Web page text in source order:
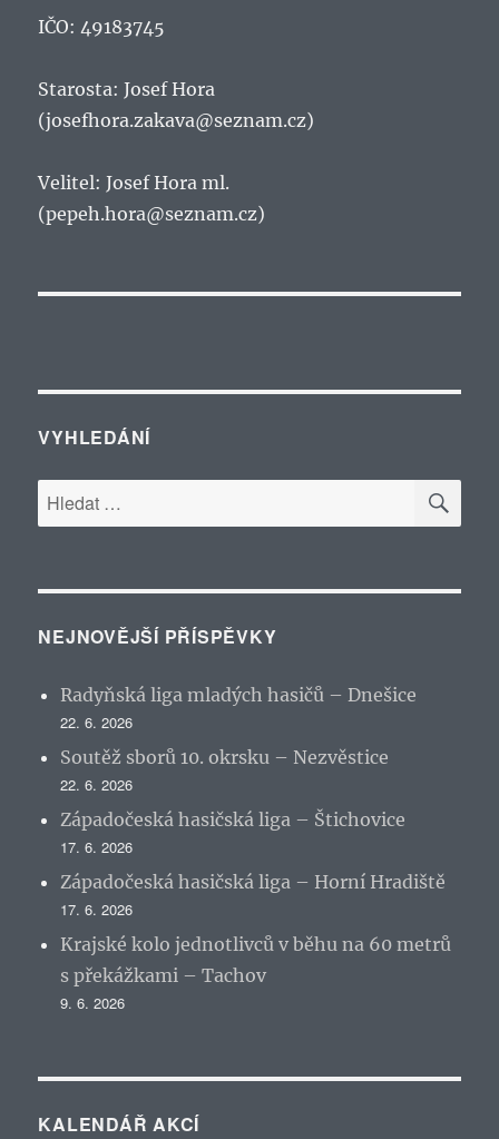
IČO: 49183745
Starosta: Josef Hora
(josefhora.zakava@seznam.cz)
Velitel: Josef Hora ml.
(pepeh.hora@seznam.cz)
VYHLEDÁNÍ
Hledat:
NEJNOVĚJŠÍ PŘÍSPĚVKY
Radyňská liga mladých hasičů – Dnešice
22. 6. 2026
Soutěž sborů 10. okrsku – Nezvěstice
22. 6. 2026
Západočeská hasičská liga – Štichovice
17. 6. 2026
Západočeská hasičská liga – Horní Hradiště
17. 6. 2026
Krajské kolo jednotlivců v běhu na 60 metrů
s překážkami – Tachov
9. 6. 2026
KALENDÁŘ AKCÍ